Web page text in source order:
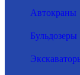
Автокраны
Бульдозеры